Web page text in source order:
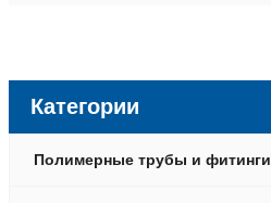
Категории
Полимерные трубы и фитинги